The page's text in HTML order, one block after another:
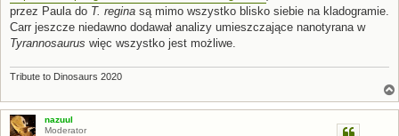
przez Paula do T. regina są mimo wszystko blisko siebie na kladogramie.
Carr jeszcze niedawno dodawał analizy umieszczające nanotyrana w
Tyrannosaurus więc wszystko jest możliwe.
Tribute to Dinosaurs 2020
nazuul
Moderator